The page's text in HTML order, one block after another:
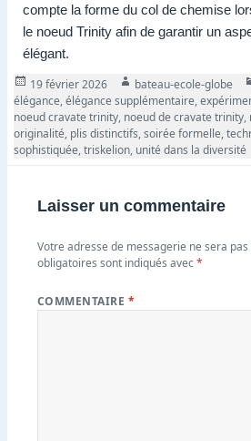
compte la forme du col de chemise
le noeud Trinity afin de garantir un
élégant.
Publié
le
19 février 2026 Auteur
bateau-ecole-globe
élégance,élégance supplémentaire,
noeud cravate trinity, noeud de cravate trinity,
originalité, plis distinctifs,soirée formelle,
sophistiquée,triskelion, unité dans la diversité
Laisser un commentaire
Votre adresse de messagerie ne sera
obligatoires sont indiqués avec*
COMMENTAIRE *